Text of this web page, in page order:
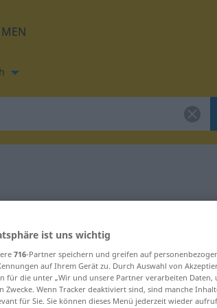
für "ehrbar"
ist uns wichtig
716-Partner speichern und greifen auf
auf Ihrem Gerät zu. Durch Auswahl von
für die unter „Wir und unsere Partner verarbeiten Daten,
Zwecke. Wenn Tracker deaktiviert sind, sind manche
für Sie. Sie können dieses Menü jederzeit wieder